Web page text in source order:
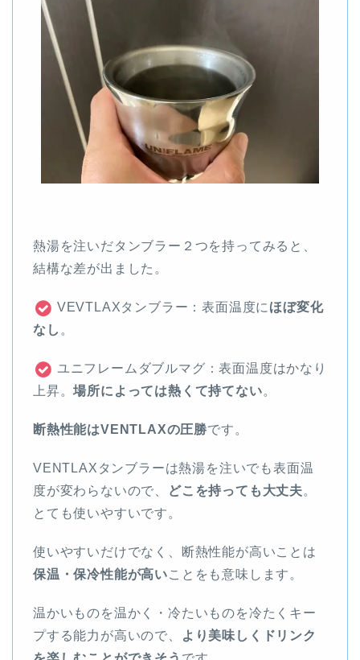
熱湯を注いだタンブラー２つを持ってみると、
結構な差が出ました。
VEVTLAXタンブラー：表面温度に ほぼ変化
なし 。
ユニフレームダブルマグ：表面温度はかなり
上昇。場所によっては熱くて持てない。
断熱性能はVENTLAXの圧勝です。
VENTLAXタンブラーは熱湯を注いでも表面温
度が変わらないので、
どこを持っても大丈夫。
とても使いやすいです。
使いやすいだけでなく、断熱性能が高いことは
保温・保冷性能が高いことをも意味します。
温かいものを温かく・冷たいものを冷たくキー
プする能力が高いので、
より美味しくドリンク